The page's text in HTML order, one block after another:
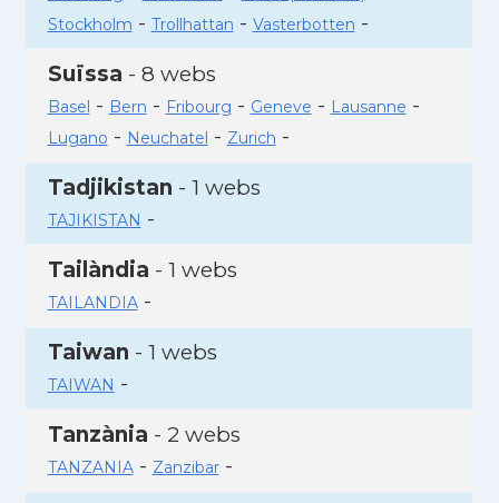
Stockholm - Trollhattan - Vasterbotten -
Suïssa - 8 webs
Basel - Bern - Fribourg - Geneve - Lausanne -
Lugano - Neuchatel - Zurich -
Tadjikistan - 1 webs
TAJIKISTAN -
Tailàndia - 1 webs
TAILANDIA-
Taiwan - 1 webs
TAIWAN -
Tanzània - 2 webs
TANZANIA- Zanzibar-